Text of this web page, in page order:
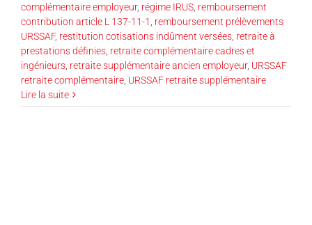
complémentaire employeur, régime IRUS remboursement
contribution article L 137-11-1
remboursement prélèvements
URSSAF, restitution cotisations indûment versées retraite à
prestations définies retraite complémentaire cadres et
ingénieurs retraite supplémentaire ancien employeur, URSSAF
retraite complémentaire URSSAF retraite supplémentaire
Lire la suite